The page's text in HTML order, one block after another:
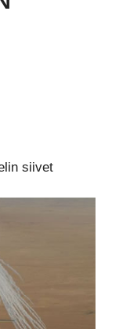
siivet